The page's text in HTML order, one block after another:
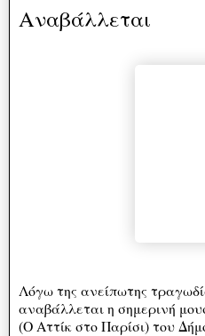
Αναβάλλεται
Λόγω της ανείπωτης
αναβάλλεται η σημερινή
(Ο Αττίκ στο Παρίσι) του